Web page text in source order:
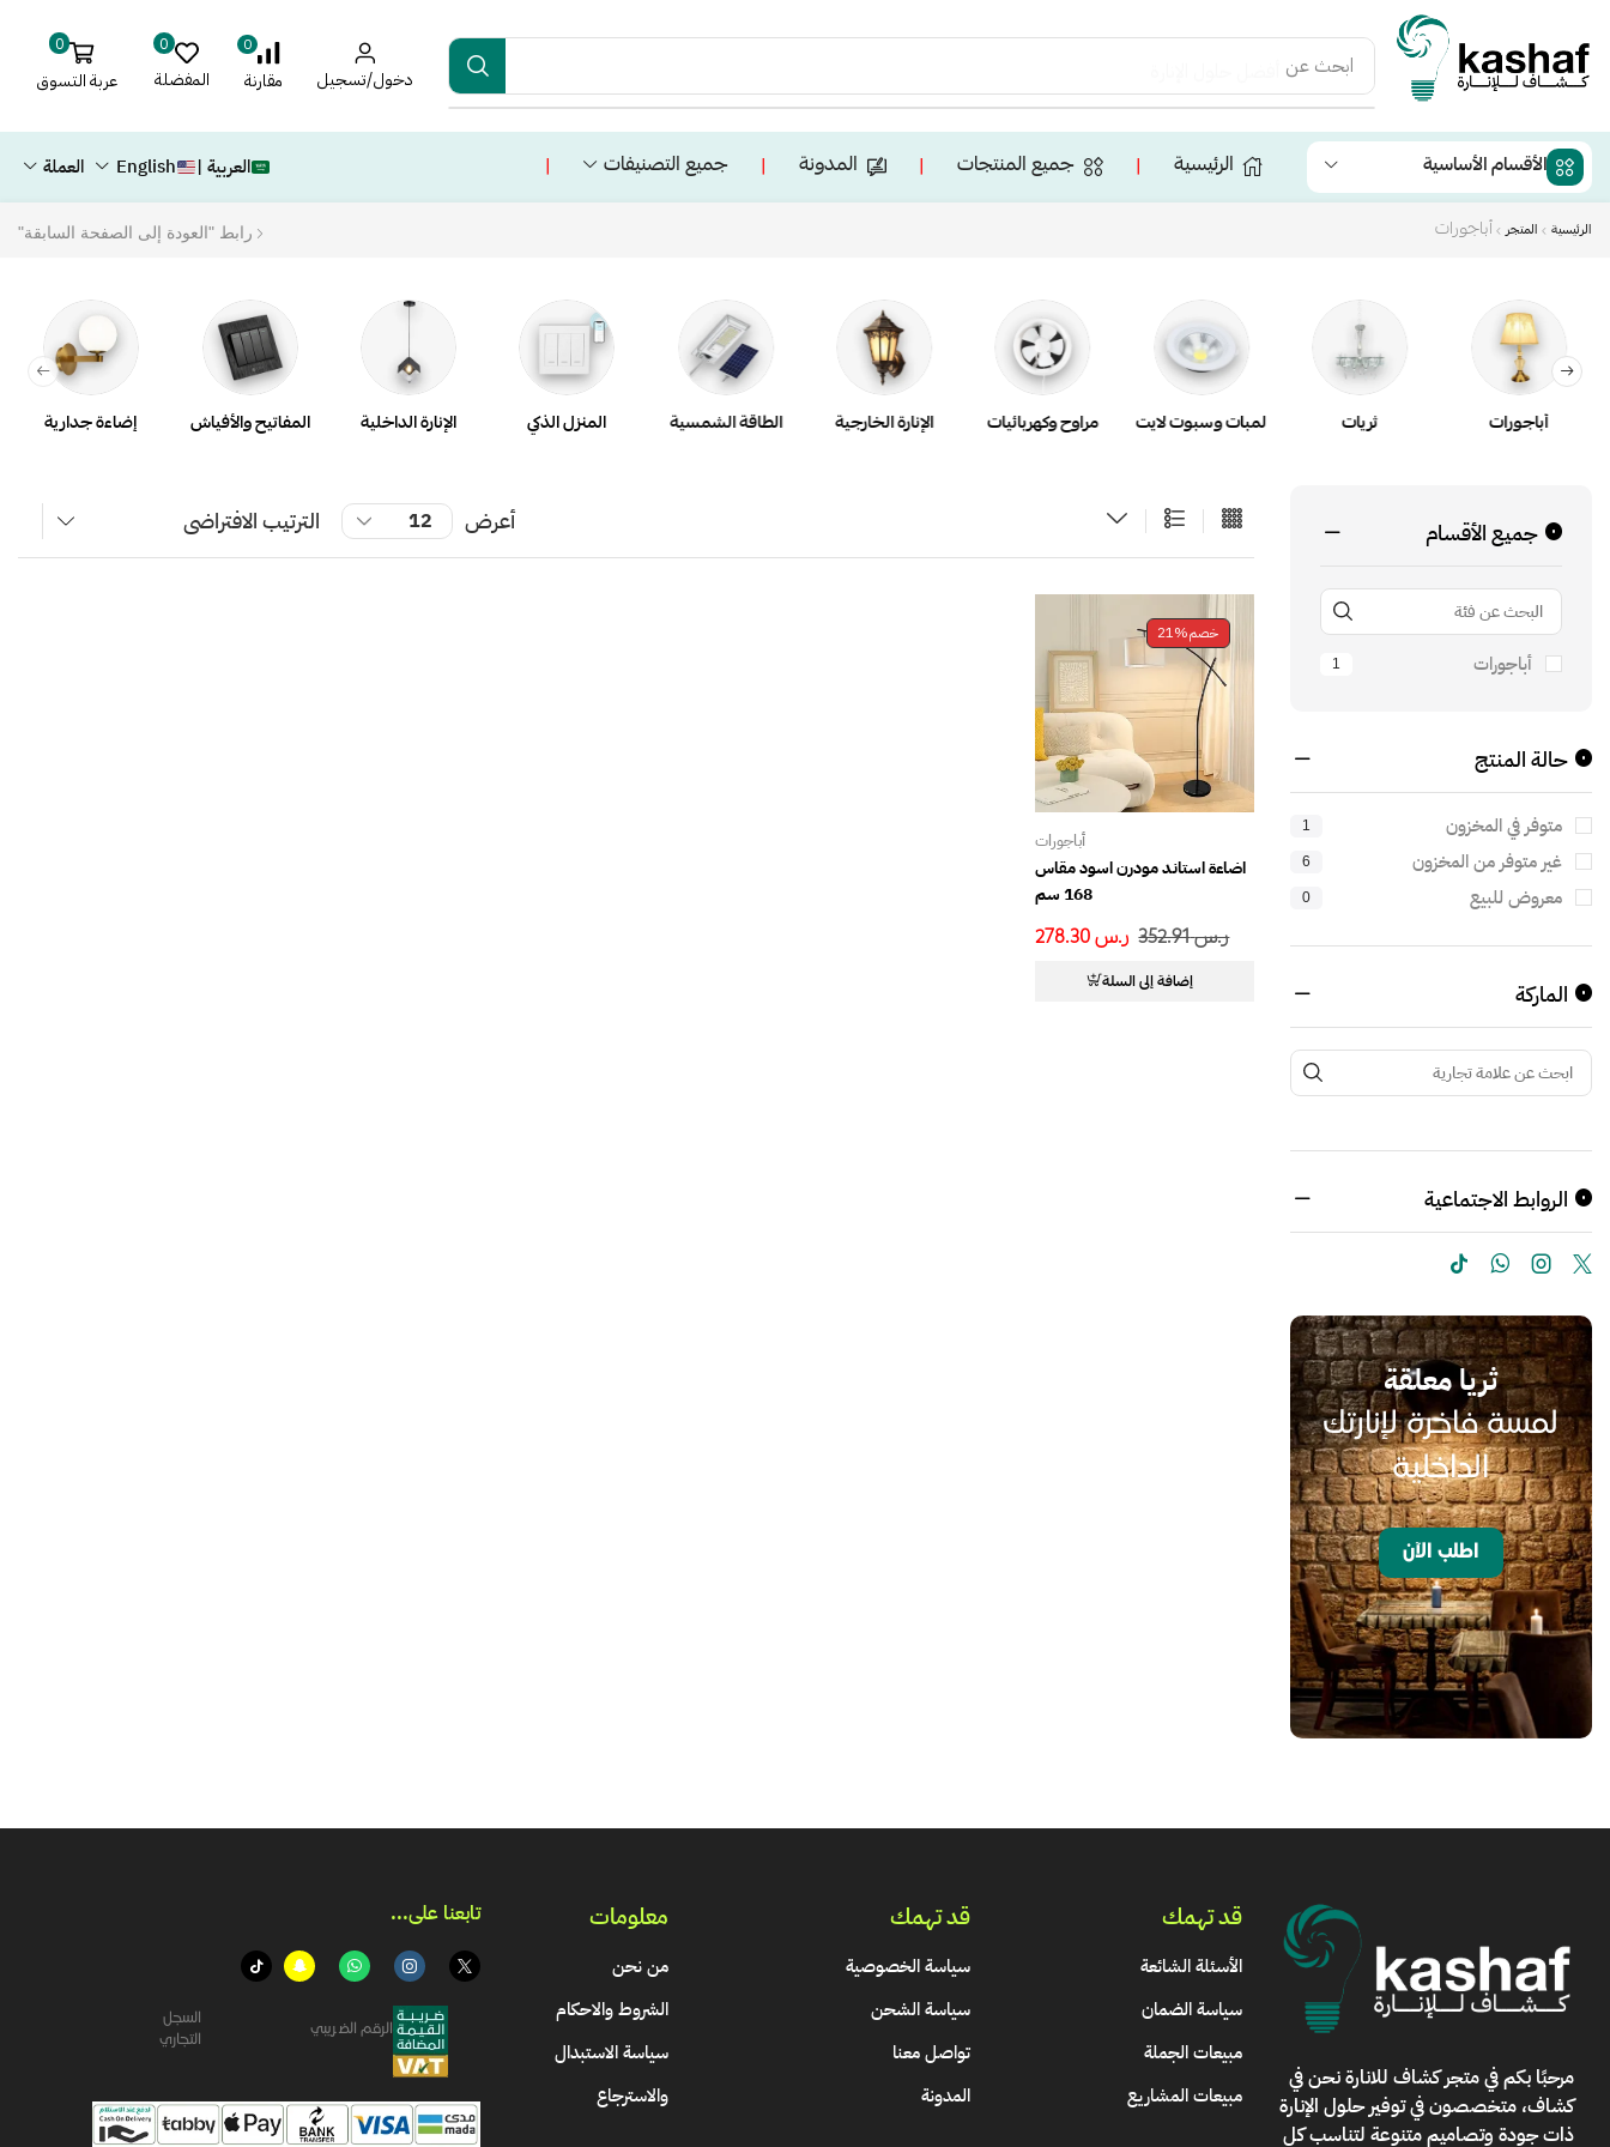
ابحث عن دخول/تسجيل
0
مقارنة
0
المفضلة
0
عربة التسوق
الأقسام الأساسية الرئيسية ❘ جميع المنتجات ❘ المدونة ❘ جميع التصنيفات ❘ العربية | English العملة
الرئيسية المتجر أباجورات رابط "العودة إلى الصفحة السابقة"
أباجورات ثريات لمبات وسبوت لايت مراوح وكهربائيات الإنارة الخارجية الطاقة الشمسية المنزل الذكي الإنارة الداخلية المفاتيح والأفياش إضاءة جدارية
جميع الأقسام
أباجورات 1
حالة المنتج
متوفر في المخزون 1
غير متوفر من المخزون 6
معروض للبيع 0
الماركة
الروابط الاجتماعية
ثريا معلقة
لمسة فاخرة لإنارتك
الداخلية
اطلب الآن
أعرض
خصم21%
أباجورات
اضاءة استاند مودرن اسود مقاس
168 سم
ر.س352.91 ر.س278.30
إضافة إلى السلة
مرحبًا بكم فيمتجر كشاف للانارةنحن في
كشاف، متخصصون في توفير حلول الإنارة
ذات جودة وتصاميم متنوعة لتناسب كل
قد تهمك
الأسئلة الشائعة
سياسة الضمان
مبيعات الجملة
مبيعات المشاريع
قد تهمك
سياسة الخصوصية
سياسة الشحن
تواصل معنا
المدونة
معلومات
من نحن
الشروط والاحكام
سياسة الاستبدال
والاسترجاع
تابعنا على...​
الرقم الضريبي
السجل
التجاري